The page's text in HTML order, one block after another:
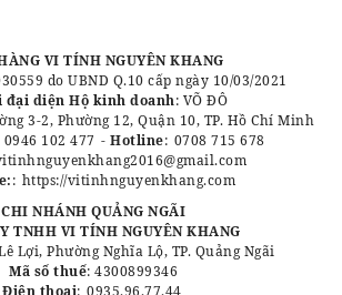
VI TÍNH NGUYÊN KHANG
do UBND Q.10 cấp ngày 10/03/2021
đại diện Hộ kinh doanh: VÕ ĐÔ
3-2, Phường 12, Quận 10, TP. Hồ Chí Minh
0946 102 477 - Hotline: 0708 715 678
: https://vitinhnguyenkhang.com
CHI NHÁNH QUẢNG NGÃI
TNHH VI TÍNH NGUYÊN KHANG
Lợi, Phường Nghĩa Lộ, TP. Quảng Ngãi
Mã số thuế: 4300899346
Điện thoại: 0935.96.77.44